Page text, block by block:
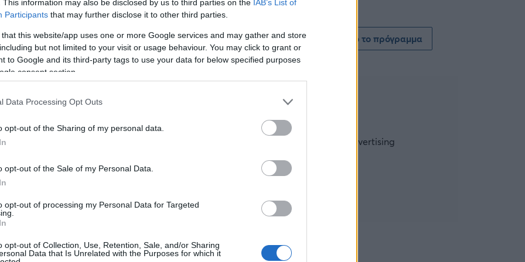
This information may also be disclosed by us to third parties on the IAB’s List of
Participants that may further disclose it to other third parties.
that this website/app uses one or more Google services and may gather and store
but not limited to your visit or usage behaviour. You may click to grant or
to Google and its third-party tags to use your data for below specified purposes
consent section.
Data Processing Opt Outs
opt-out of the Sharing of my personal data.
opt-out of the Sale of my Personal Data.
opt-out of processing my Personal Data for Targeted
opt-out of Collection, Use, Retention, Sale, and/or Sharing
Data that Is Unrelated with the Purposes for which it
Πολωνίαςλειτουργούσε τη
είναι συνδεδεμένος με τον Διάβολο, η διαδρομή
τουρίστες που φωτογραφίζονταν με το
αντίδραση θρησκευτικών οργανώσεων
για «σατανισμό». Υπό το βάρος των
να αλλάξει τον αριθμό της γραμμής σε 669,
το τουριστικό ενδιαφέρον για τα ίδια τα
Δείτε όλο το πρόγραμμα